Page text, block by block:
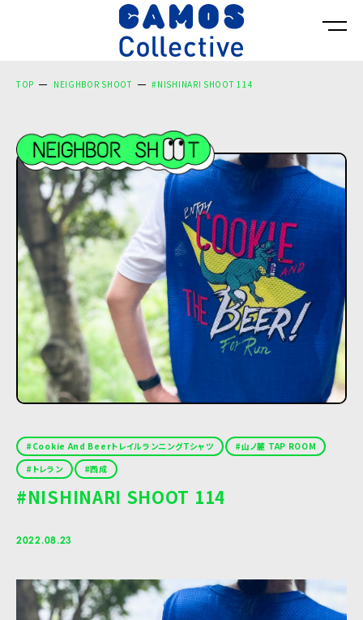
TOP NEIGHBOR SHOOT #NISHINARI SHOOT 114
Cookie And BeerトレイルランニングTシャツ
山ノ麓 TAP ROOM
トレラン
西成
#NISHINARI SHOOT 114
2022.08.23